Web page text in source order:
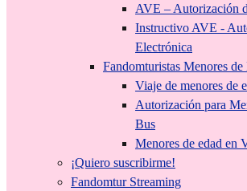
AVE – Autorización
Instructivo AVE -
Electrónica
Fandomturistas Menores de
Viaje de menores de
Autorización para
Bus
Menores de edad en
¡Quiero suscribirme!
Fandomtur Streaming